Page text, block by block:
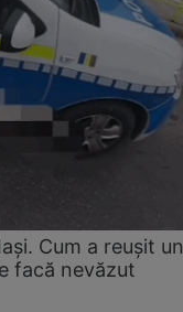
Cum a reușit un
facă nevăzut